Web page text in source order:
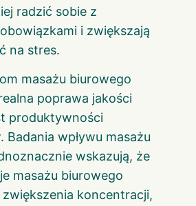
radzić sobie z
i zwiększają
na stres.
masażu biurowego
poprawa jakości
produktywności
Badania wpływu masażu
wskazują, że
masażu biurowego
koncentracji,